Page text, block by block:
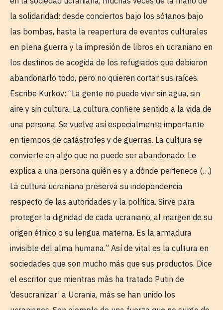
la solidaridad: desde conciertos bajo los sótanos bajo
las bombas, hasta la reapertura de eventos culturales
en plena guerra y la impresión de libros en ucraniano en
los destinos de acogida de los refugiados que debieron
abandonarlo todo, pero no quieren cortar sus raíces.
Escribe Kurkov: “La gente no puede vivir sin agua, sin
aire y sin cultura. La cultura confiere sentido a la vida de
una persona. Se vuelve así especialmente importante
en tiempos de catástrofes y de guerras. La cultura se
convierte en algo que no puede ser abandonado. Le
explica a una persona quién es y a dónde pertenece (…)
La cultura ucraniana preserva su independencia
respecto de las autoridades y la política. Sirve para
proteger la dignidad de cada ucraniano, al margen de su
origen étnico o su lengua materna. Es la armadura
invisible del alma humana.” Así de vital es la cultura en
sociedades que son mucho más que sus productos. Dice
el escritor que mientras más ha tratado Putin de
‘desucranizar’ a Ucrania, más se han unido los